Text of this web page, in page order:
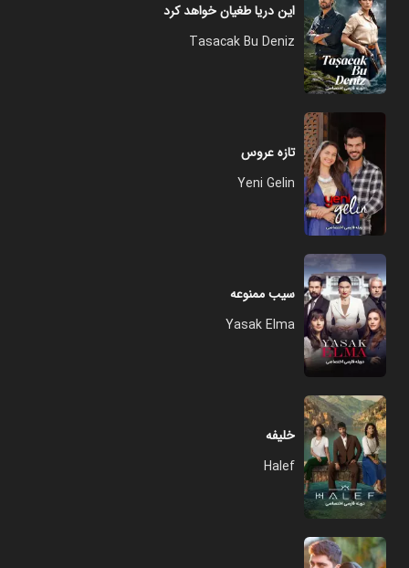
این دریا طغیان خواهد کرد
Tasacak Bu Deniz
تازه عروس
Yeni Gelin
سیب ممنوعه
Yasak Elma
خلیفه
Halef